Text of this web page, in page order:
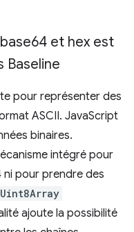
et hex est
Baseline
pour représenter des
ASCII. JavaScript
binaires.
intégré pour
pour prendre des
Uint8Array
ajoute la possibilité